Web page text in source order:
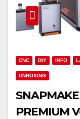
CNC DIY INFO
UNBOXING
PREMIUM